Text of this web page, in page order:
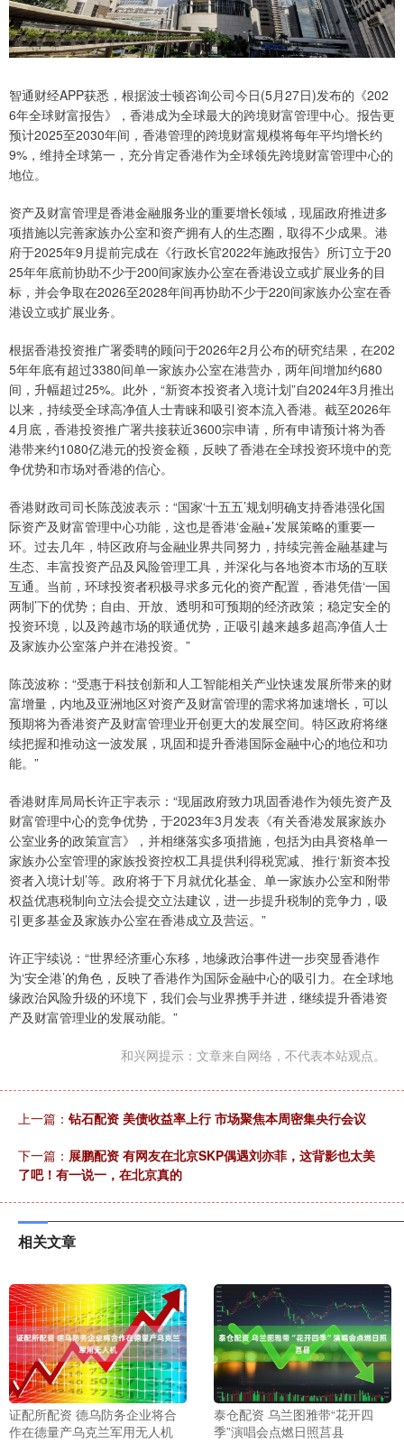
智通财经APP获悉，根据波士顿咨询公司今日(5月27日)发布的《202
6年全球财富报告》，香港成为全球最大的跨境财富管理中心。报告更
预计2025至2030年间，香港管理的跨境财富规模将每年平均增长约
9%，维持全球第一，充分肯定香港作为全球领先跨境财富管理中心的
地位。
资产及财富管理是香港金融服务业的重要增长领域，现届政府推进多
项措施以完善家族办公室和资产拥有人的生态圈，取得不少成果。港
府于2025年9月提前完成在《行政长官2022年施政报告》所订立于20
25年年底前协助不少于200间家族办公室在香港设立或扩展业务的目
标，并会争取在2026至2028年间再协助不少于220间家族办公室在香
港设立或扩展业务。
根据香港投资推广署委聘的顾问于2026年2月公布的研究结果，在202
5年年底有超过3380间单一家族办公室在港营办，两年间增加约680
间，升幅超过25%。此外，“新资本投资者入境计划”自2024年3月推出
以来，持续受全球高净值人士青睐和吸引资本流入香港。截至2026年
4月底，香港投资推广署共接获近3600宗申请，所有申请预计将为香
港带来约1080亿港元的投资金额，反映了香港在全球投资环境中的竞
争优势和市场对香港的信心。
香港财政司司长陈茂波表示：“国家‘十五五’规划明确支持香港强化国
际资产及财富管理中心功能，这也是香港‘金融+’发展策略的重要一
环。过去几年，特区政府与金融业界共同努力，持续完善金融基建与
生态、丰富投资产品及风险管理工具，并深化与各地资本市场的互联
互通。当前，环球投资者积极寻求多元化的资产配置，香港凭借‘一国
两制’下的优势；自由、开放、透明和可预期的经济政策；稳定安全的
投资环境，以及跨越市场的联通优势，正吸引越来越多超高净值人士
及家族办公室落户并在港投资。”
陈茂波称：“受惠于科技创新和人工智能相关产业快速发展所带来的财
富增量，内地及亚洲地区对资产及财富管理的需求将加速增长，可以
预期将为香港资产及财富管理业开创更大的发展空间。特区政府将继
续把握和推动这一波发展，巩固和提升香港国际金融中心的地位和功
能。”
香港财库局局长许正宇表示：“现届政府致力巩固香港作为领先资产及
财富管理中心的竞争优势，于2023年3月发表《有关香港发展家族办
公室业务的政策宣言》，并相继落实多项措施，包括为由具资格单一
家族办公室管理的家族投资控权工具提供利得税宽减、推行‘新资本投
资者入境计划’等。政府将于下月就优化基金、单一家族办公室和附带
权益优惠税制向立法会提交立法建议，进一步提升税制的竞争力，吸
引更多基金及家族办公室在香港成立及营运。”
许正宇续说：“世界经济重心东移，地缘政治事件进一步突显香港作
为‘安全港’的角色，反映了香港作为国际金融中心的吸引力。在全球地
缘政治风险升级的环境下，我们会与业界携手并进，继续提升香港资
产及财富管理业的发展动能。”
和兴网提示：文章来自网络，不代表本站观点。
上一篇： 钻石配资 美债收益率上行 市场聚焦本周密集央行会议
下一篇： 展鹏配资 有网友在北京SKP偶遇刘亦菲，这背影也太美
了吧！有一说一，在北京真的
相关文章
证配所配资 德乌防务企业将合
作在德量产乌克兰军用无人机
泰仓配资 乌兰图雅带“花开四
季”演唱会点燃日照莒县